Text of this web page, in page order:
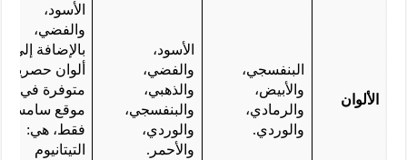
الألوان
البنفسجي،
والأبيض،
والرمادي،
والوردي.
الأسود،
والفضي،
والذهبي،
والبنفسجي،
والوردي،
والأحمر.
الأسود،
والفضي،
ألوان حصرية
متوفرة في
موقع
فقط، هي:
التيتانيوم